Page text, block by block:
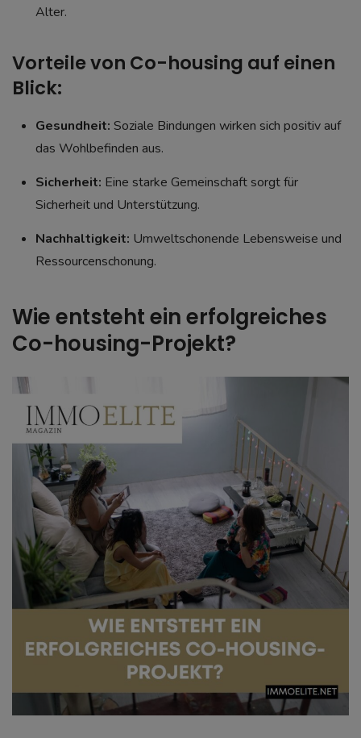
Alter.
Vorteile von Co-housing auf einen
Blick:
Gesundheit: Soziale Bindungen wirken sich positiv auf
das Wohlbefinden aus.
Sicherheit: Eine starke Gemeinschaft sorgt für
Sicherheit und Unterstützung.
Nachhaltigkeit: Umweltschonende Lebensweise und
Ressourcenschonung.
Wie entsteht ein erfolgreiches
Co-housing-Projekt?